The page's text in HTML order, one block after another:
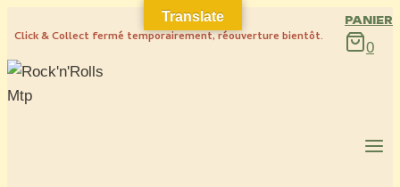
Click & Collect fermé temporairement, réouverture bientôt.
PANIER
0
Translate